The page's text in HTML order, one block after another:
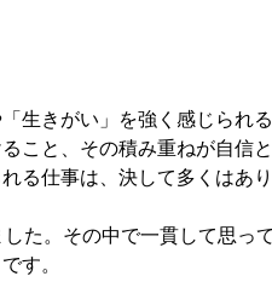
生きがい」を強く感じられ
こと、その積み重ねが自信
る仕事は、決して多くはあり
た。その中で一貫して思っ
す。